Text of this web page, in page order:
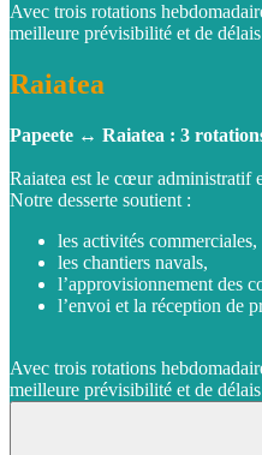
Avec trois rotations
meilleure prévisibilité et de
Raiatea
Papeete ↔ Raiatea : 3
Raiatea est le cœur administratif
Notre desserte soutient :
les activités commerciales,
les chantiers navals,
l’approvisionnement des
l’envoi et la réception de
Avec trois rotations
meilleure prévisibilité et de